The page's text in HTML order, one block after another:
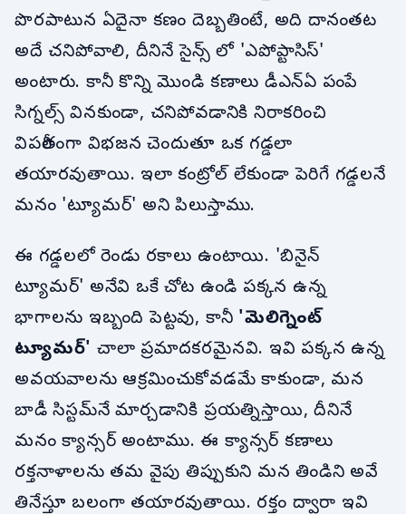
పొరపాటున ఏదైనా కణం దెబ్బతింటే, అది దానంతట
అదే చనిపోవాలి, దీనినే సైన్స్ లో 'ఎపోప్టాసిస్'
అంటారు. కానీ కొన్ని మొండి కణాలు డీఎన్ఏ పంపే
సిగ్నల్స్ వినకుండా, చనిపోవడానికి నిరాకరించి
విపరీతంగా విభజన చెందుతూ ఒక గడ్డలా
తయారవుతాయి. ఇలా కంట్రోల్ లేకుండా పెరిగే గడ్డలనే
మనం 'ట్యూమర్' అని పిలుస్తాము.
ఈ గడ్డలలో రెండు రకాలు ఉంటాయి. 'బినైన్
ట్యూమర్' అనేవి ఒకే చోట ఉండి పక్కన ఉన్న
భాగాలను ఇబ్బంది పెట్టవు, కానీ 'మెలిగ్నెంట్
ట్యూమర్' చాలా ప్రమాదకరమైనవి. ఇవి పక్కన ఉన్న
అవయవాలను ఆక్రమించుకోవడమే కాకుండా, మన
బాడీ సిస్టమ్‌నే మార్చడానికి ప్రయత్నిస్తాయి, దీనినే
మనం క్యాన్సర్ అంటాము. ఈ క్యాన్సర్ కణాలు
రక్తనాళాలను తమ వైపు తిప్పుకుని మన తిండిని అవే
తినేస్తూ బలంగా తయారవుతాయి. రక్తం ద్వారా ఇవి